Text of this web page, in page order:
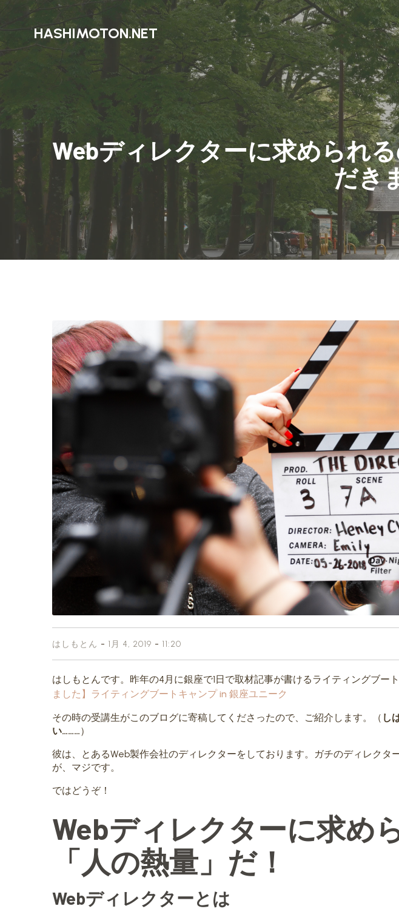
HASHIMOTON.NET
Webディレクターに求められ
だき
はしもとん - 1月 4, 2019 - 11:20
はしもとんです。昨年の4月に銀座で1日で取材記事が書けるライティングブー
ました】ライティングブートキャンプ in 銀座ユニーク
その時の受講生がこのブログに寄稿してくださったので、ご紹介します。（ し
い………）
彼は、とあるWeb製作会社のディレクターをしております。ガチのディレクタ
が、マジです。
ではどうぞ！
Webディレクターに求め
「人の熱量」だ！
Webディレクターとは